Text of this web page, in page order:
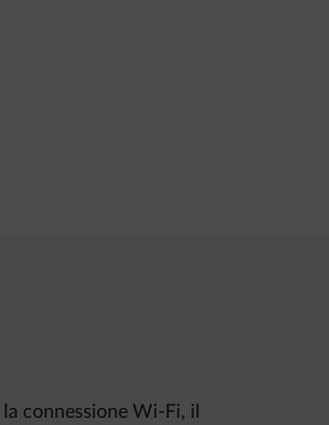
connessione Wi-Fi, il